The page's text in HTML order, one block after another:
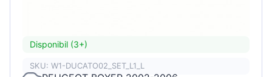
Disponibil (3+)
SKU: W1-DUCATO02_SET_L1_L